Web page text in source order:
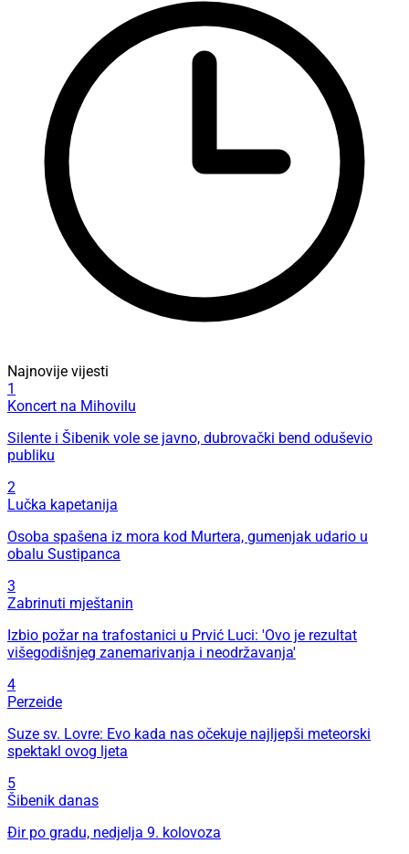
Najnovije vijesti
1
Koncert na Mihovilu
Silente i Šibenik vole se javno, dubrovački bend oduševio
publiku
2
Lučka kapetanija
Osoba spašena iz mora kod Murtera, gumenjak udario u
obalu Sustipanca
3
Zabrinuti mještanin
Izbio požar na trafostanici u Prvić Luci: 'Ovo je rezultat
višegodišnjeg zanemarivanja i neodržavanja'
4
Perzeide
Suze sv. Lovre: Evo kada nas očekuje najljepši meteorski
spektakl ovog ljeta
5
Šibenik danas
Đir po gradu, nedjelja 9. kolovoza